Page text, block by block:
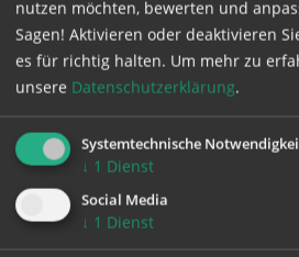
Bitte melden Sie sich mit
und Passwort an.
Benutzername
Passwort
nutzen möchten, bewerten und
Sagen! Aktivieren oder deaktivieren
es für richtig halten. Um mehr zu
unsere Datenschutzerklärung.
Systemtechnische
↓ 1 Dienst
Social Media
↓ 1 Dienst